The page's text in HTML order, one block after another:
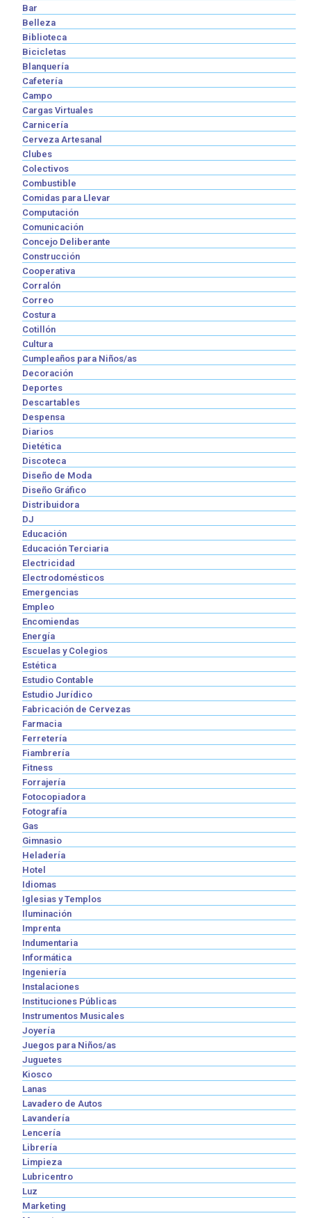
Bar
Belleza
Biblioteca
Bicicletas
Blanquería
Cafetería
Campo
Cargas Virtuales
Carnicería
Cerveza Artesanal
Clubes
Colectivos
Combustible
Comidas para Llevar
Computación
Comunicación
Concejo Deliberante
Construcción
Cooperativa
Corralón
Correo
Costura
Cotillón
Cultura
Cumpleaños para Niños/as
Decoración
Deportes
Descartables
Despensa
Diarios
Dietética
Discoteca
Diseño de Moda
Diseño Gráfico
Distribuidora
DJ
Educación
Educación Terciaria
Electricidad
Electrodomésticos
Emergencias
Empleo
Encomiendas
Energía
Escuelas y Colegios
Estética
Estudio Contable
Estudio Jurídico
Fabricación de Cervezas
Farmacia
Ferretería
Fiambrería
Fitness
Forrajería
Fotocopiadora
Fotografía
Gas
Gimnasio
Heladería
Hotel
Idiomas
Iglesias y Templos
Iluminación
Imprenta
Indumentaria
Informática
Ingeniería
Instalaciones
Instituciones Públicas
Instrumentos Musicales
Joyería
Juegos para Niños/as
Juguetes
Kiosco
Lanas
Lavadero de Autos
Lavandería
Lencería
Librería
Limpieza
Lubricentro
Luz
Marketing